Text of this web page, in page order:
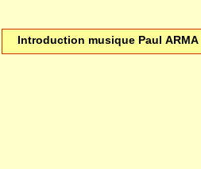
Introduction musique Paul ARMA
nuit (gallois), danse (finlandais), chant de
(allemand), danse (suédois), les brigands
(wallon).